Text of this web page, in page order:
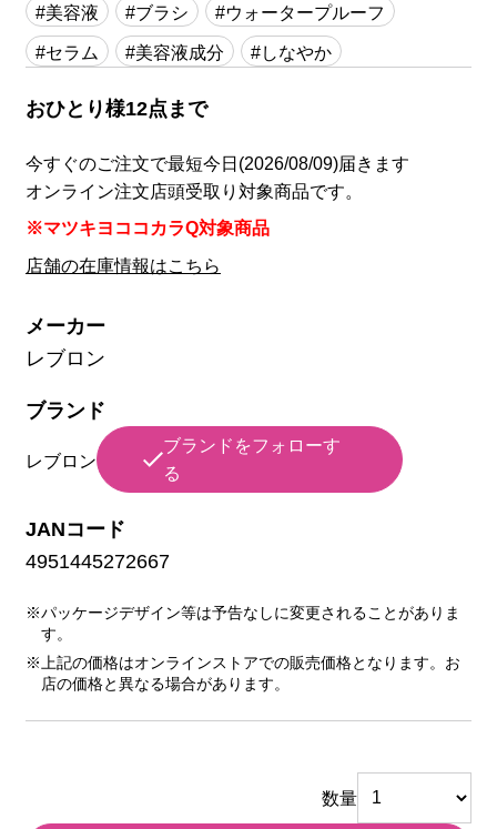
#美容液 #ブラシ
#ウォータープルーフ
#セラム
#美容液成分 #しなやか
おひとり様12点まで
今すぐのご注文で最短今日(2026/08/09)届きます
オンライン注文店頭受取り対象商品です。
※マツキヨココカラQ対象商品
店舗の在庫情報はこちら
メーカー
レブロン
ブランド
レブロン
ブランドをフォローす
る
JANコード
4951445272667
※パッケージデザイン等は予告なしに変更されることがありま
す。
※上記の価格はオンラインストアでの販売価格となります。お
店の価格と異なる場合があります。
数量